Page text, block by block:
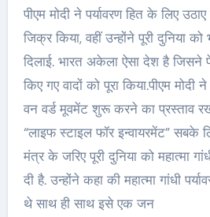
पीएम मोदी ने पर्यावरण हित के लिए
जिक्र किया, वहीं उन्होंने पूरी दुनिया
दिलाई. भारत अकेला ऐसा देश है जिसने
किए गए वादों को पूरा किया.पीएम
वन वर्ड मूवमेंट शुरू करने का प्रस्ताव
“लाइफ स्टाइल फॉर इन्वायरमेंट” सबके
मंत्र के जरिए पूरी दुनिया को महात्मा
दी है. उन्होंने कहा की महात्मा गांधी
थे साथ ही साथ इसे एक जन